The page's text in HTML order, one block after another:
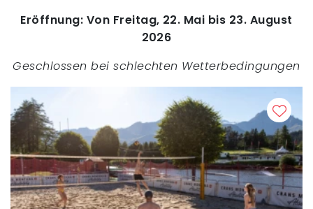
Eröffnung: Von Freitag, 22. Mai bis 23. August
2026
Geschlossen bei schlechten Wetterbedingungen